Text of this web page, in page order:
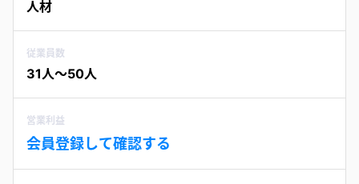
人材
従業員数
31人〜50人
営業利益
会員登録して確認する